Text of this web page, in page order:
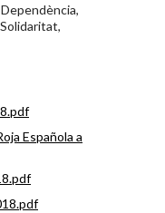
Española a